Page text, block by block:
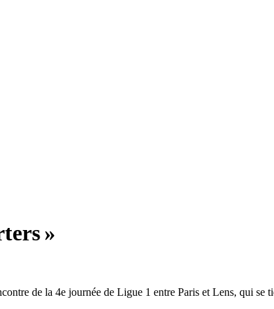
»
de la 4e journée de Ligue 1 entre Paris et Lens, qui se